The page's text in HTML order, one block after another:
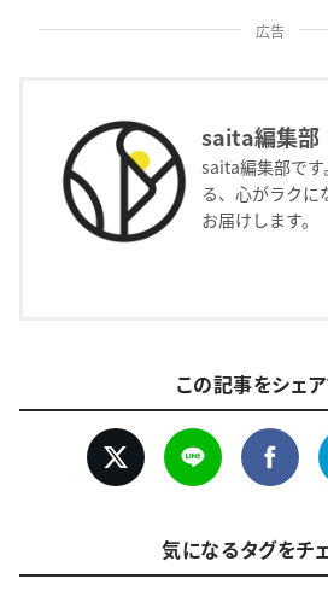
広告
saita編集部
saita編集部で
る、心がラクに
お届けします。
この記事をシェ
気になるタグをチェ